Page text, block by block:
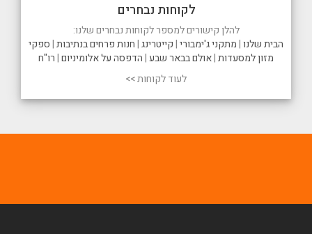
לקוחות נבחרים
להלן קישורים למספר לקוחות נבחרים שלנו:
הבית שלנו|מתקני ג'ימבורי|קייטרינג|חנות פרחים בנתיבות|ספקי
מזון למסעדות|אולם בבאר שבע|הדפסה על אלומיניום|רו"ח
לעוד לקוחות >>